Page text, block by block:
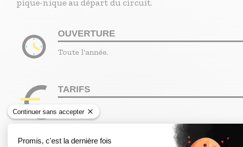
pique-nique au départ du circuit.
OUVERTURE
Toute l'année.
TARIFS
Accès libre.
Informations fournies par Provence Tourisme